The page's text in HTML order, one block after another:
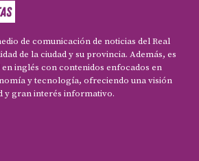
de comunicación de noticias del Real
de la ciudad y su provincia. Además, es
inglés con contenidos enfocados en
y tecnología, ofreciendo una visión
y gran interés informativo.